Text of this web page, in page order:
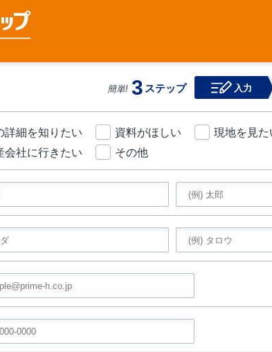
簡単! 3 ステップ 入力
詳細を知りたい 資料がほしい 現地を見た
会社に行きたい
その他